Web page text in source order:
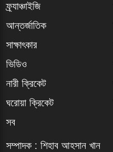
ফ্র্যাঞ্চাইজি
আন্তর্জাতিক
সাক্ষাৎকার
ভিডিও
নারী ক্রিকেট
ঘরোয়া ক্রিকেট
সব
সম্পাদক : শিহাব আহসান খান